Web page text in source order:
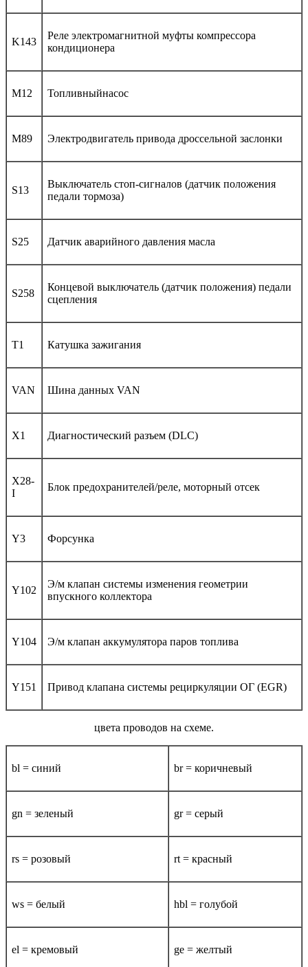
K143
Реле электромагнитной муфты компрессора
кондиционера
M12 Топливныйнасос
M89 Электродвигатель привода дроссельной заслонки
S13
Выключатель стоп-сигналов (датчик положения
педали тормоза)
S25 Датчик аварийного давления масла
S258
Концевой выключатель (датчик положения) педали
сцепления
T1 Катушка зажигания
VAN Шина данных VAN
X1 Диагностический разъем (DLC)
X28-
I
Блок предохранителей/реле, моторный отсек
Y3 Форсунка
Y102
Э/м клапан системы изменения геометрии
впускного коллектора
Y104 Э/м клапан аккумулятора паров топлива
Y151 Привод клапана системы рециркуляции ОГ (EGR)
цвета проводов на схеме.
bl = синий br = коричневый
gn = зеленый gr = серый
rs = розовый rt = красный
ws = белый hbl = голубой
el = кремовый ge = желтый